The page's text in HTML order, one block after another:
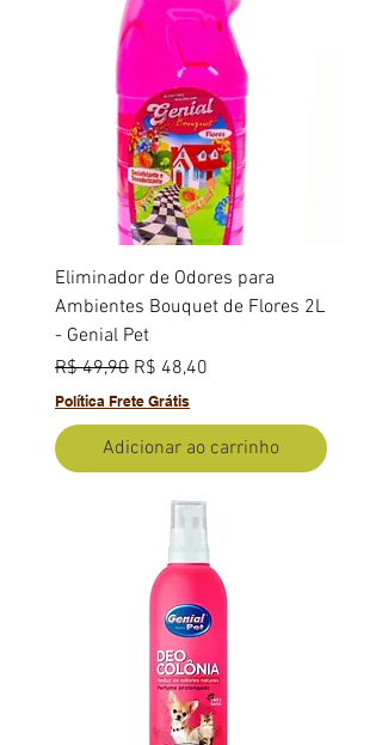
Eliminador de Odores para
Ambientes Bouquet de Flores 2L
- Genial Pet
Preço normal
R$ 49,90 Preço promocional
R$ 48,40
Política Frete Grátis
Adicionar ao carrinho